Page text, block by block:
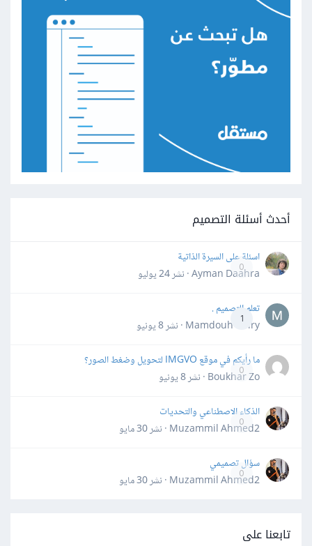
أحدث أسئلة التصميم
0
اسئلة على السيرة الذاتية
Ayman Daahra · نشر
24 يوليو
1
تعلم التصميم .
Mamdouh Khiry · نشر
8 يونيو
0
ما رأيكم في موقع IMGVO لتحويل وضغط الصور؟
Boukhar Zo · نشر
8 يونيو
0
الذكاء الاصطناعي والتحديات
Muzammil Ahmed2 · نشر
30 مايو
0
سؤال تصميمي
Muzammil Ahmed2 · نشر
30 مايو
تابعنا على